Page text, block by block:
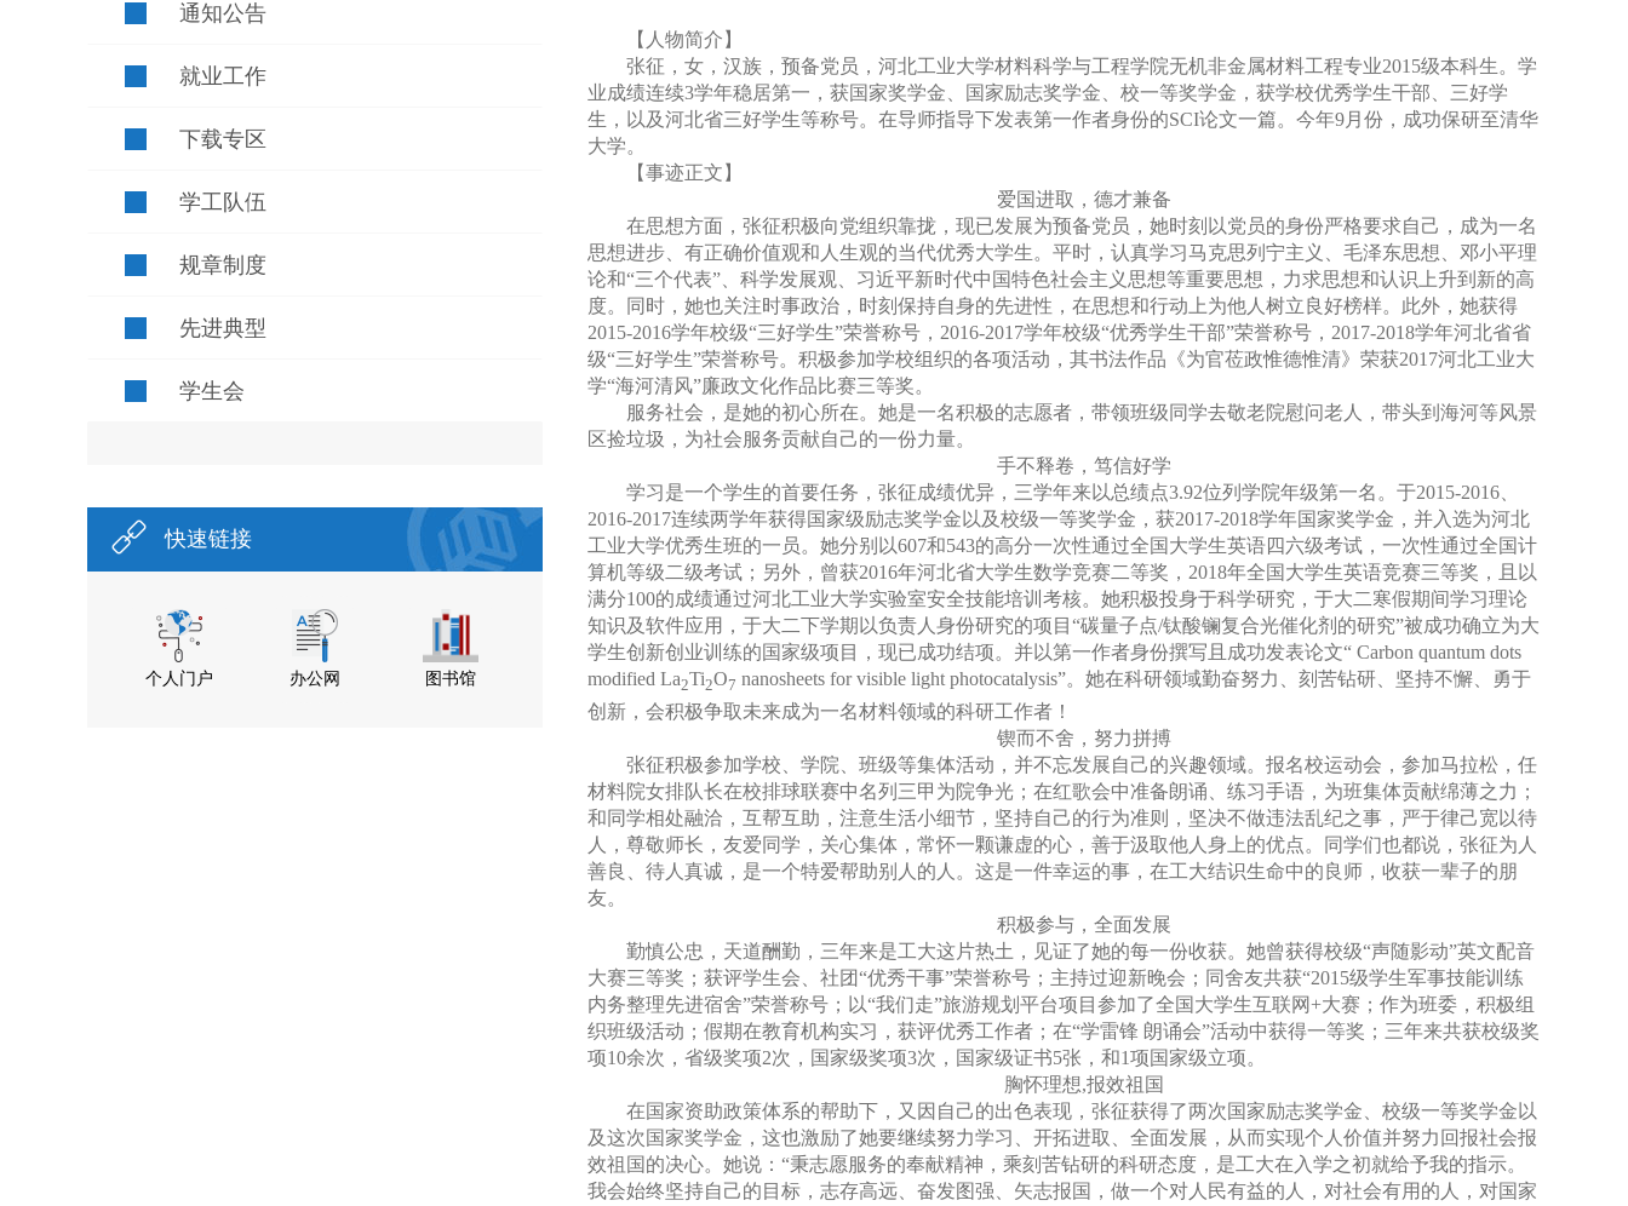
通知公告
就业工作
下载专区
学工队伍
规章制度
先进典型
学生会
快速链接
个人门户 办公网 图书馆
【人物简介】
张征，女，汉族，预备党员，河北工业大学材料科学与工程学院无机非金属材料工程专业2015级本科生。学
业成绩连续3学年稳居第一，获国家奖学金、国家励志奖学金、校一等奖学金，获学校优秀学生干部、三好学
生，以及河北省三好学生等称号。在导师指导下发表第一作者身份的SCI论文一篇。今年9月份，成功保研至清华
大学。
【事迹正文】
爱国进取，德才兼备
在思想方面，张征积极向党组织靠拢，现已发展为预备党员，她时刻以党员的身份严格要求自己，成为一名
思想进步、有正确价值观和人生观的当代优秀大学生。平时，认真学习马克思列宁主义、毛泽东思想、邓小平理
论和“三个代表”、科学发展观、习近平新时代中国特色社会主义思想等重要思想，力求思想和认识上升到新的高
度。同时，她也关注时事政治，时刻保持自身的先进性，在思想和行动上为他人树立良好榜样。此外，她获得
2015-2016学年校级“三好学生”荣誉称号， 2016-2017学年校级“优秀学生干部”荣誉称号， 2017-2018学年河北省省
级“三好学生”荣誉称号。积极参加学校组织的各项活动，其书法作品《为官莅政惟德惟清》荣获2017河北工业大
学“海河清风”廉政文化作品比赛三等奖。
服务社会，是她的初心所在。她是一名积极的志愿者，带领班级同学去敬老院慰问老人，带头到海河等风景
区捡垃圾，为社会服务贡献自己的一份力量。
手不释卷，笃信好学
学习是一个学生的首要任务，张征成绩优异，三学年来以总绩点3.92位列学院年级第一名。于2015-2016
2016-2017连续两学年获得国家级励志奖学金以及校级一等奖学金，获2017-2018学年国家奖学金，并入选为河北
工业大学优秀生班的一员。她分别以607和543的高分一次性通过全国大学生英语四六级考试，一次性通过全国计
算机等级二级考试；另外，曾获2016年河北省大学生数学竞赛二等奖， 2018年全国大学生英语竞赛三等奖，且以
满分100的成绩通过河北工业大学实验室安全技能培训考核。她积极投身于科学研究，于大二寒假期间学习理论
知识及软件应用，于大二下学期以负责人身份研究的项目“碳量子点/钛酸镧复合光催化剂的研究”被成功确立为大
学生创新创业训练的国家级项目，现已成功结项。并以第一作者身份撰写且成功发表论文“ Carbon quantum dots
modified La2Ti2O7 nanosheets for visible light photocatalysis”。她在科研领域勤奋努力、刻苦钻研、坚持不懈、勇于
创新，会积极争取未来成为一名材料领域的科研工作者！
锲而不舍，努力拼搏
张征积极参加学校、学院、班级等集体活动，并不忘发展自己的兴趣领域。报名校运动会，参加马拉松，任
材料院女排队长在校排球联赛中名列三甲为院争光；在红歌会中准备朗诵、练习手语，为班集体贡献绵薄之力；
和同学相处融洽，互帮互助，注意生活小细节，坚持自己的行为准则，坚决不做违法乱纪之事，严于律己宽以待
人，尊敬师长，友爱同学，关心集体，常怀一颗谦虚的心，善于汲取他人身上的优点。同学们也都说，张征为人
善良、待人真诚，是一个特爱帮助别人的人。这是一件幸运的事，在工大结识生命中的良师，收获一辈子的朋
友。
积极参与，全面发展
勤慎公忠，天道酬勤，三年来是工大这片热土，见证了她的每一份收获。她曾获得校级“声随影动”英文配音
大赛三等奖；获评学生会、社团“优秀干事”荣誉称号；主持过迎新晚会；同舍友共获“2015级学生军事技能训练
内务整理先进宿舍”荣誉称号；以“我们走”旅游规划平台项目参加了全国大学生互联网 +大赛；作为班委，积极组
织班级活动；假期在教育机构实习，获评优秀工作者；在“学雷锋 朗诵会”活动中获得一等奖；三年来共获校级奖
项10余次，省级奖项2次，国家级奖项3次，国家级证书5张，和1项国家级立项。
胸怀理想,报效祖国
在国家资助政策体系的帮助下，又因自己的出色表现，张征获得了两次国家励志奖学金、校级一等奖学金以
及这次国家奖学金，这也激励了她要继续努力学习、开拓进取、全面发展，从而实现个人价值并努力回报社会报
效祖国的决心。她说：“秉志愿服务的奉献精神，乘刻苦钻研的科研态度，是工大在入学之初就给予我的指示。
我会始终坚持自己的目标，志存高远、奋发图强、矢志报国，做一个对人民有益的人，对社会有用的人，对国家